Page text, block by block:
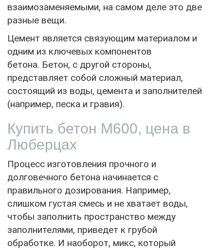
взаимозаменяемыми, на самом деле это две
разные вещи.
Цемент является связующим материалом и
одним из ключевых компонентов
бетона. Бетон, с другой стороны,
представляет собой сложный материал,
состоящий из воды, цемента и заполнителей
(например, песка и гравия).
Купить бетон М600, цена в
Люберцах
Процесс изготовления прочного и
долговечного бетона начинается с
правильного дозирования. Например,
слишком густая смесь и не хватает воды,
чтобы заполнить пространство между
заполнителями, приведет к грубой
обработке. И наоборот, микс, который